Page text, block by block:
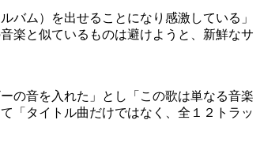
バム）を出せることになり感激している」
楽と似ているものは避けようと、新鮮なサ
の音を入れた」とし「この歌は単なる音楽
「タイトル曲だけではなく、全１２トラッ